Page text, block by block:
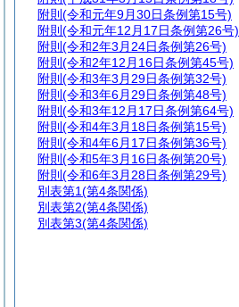
附則 (令和元年9月30日条例第15号)
附則 (令和元年12月17日条例第26号)
附則 (令和2年3月24日条例第26号)
附則 (令和2年12月16日条例第45号)
附則 (令和3年3月29日条例第32号)
附則 (令和3年6月29日条例第48号)
附則 (令和3年12月17日条例第64号)
附則 (令和4年3月18日条例第15号)
附則 (令和4年6月17日条例第36号)
附則 (令和5年3月16日条例第20号)
附則 (令和6年3月28日条例第29号)
別表第1(第4条関係)
別表第2(第4条関係)
別表第3(第4条関係)